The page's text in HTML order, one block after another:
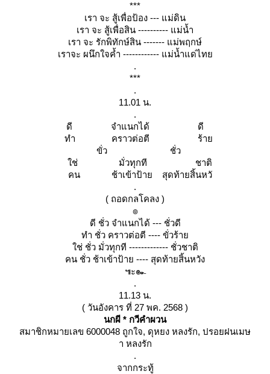
***
เรา จะ สู้เพื่อป้อง --- แม่ดิน
เรา จะ สู้เพื่อสิน ---------- แม่น้ำ
เรา จะ รักพิทักษ์สิน ------- แม่พฤกษ์
เราจะ ผนึกใจค้ำ ------------ แม่น้ำแด่ไท
.
***
.
11.01 น.
.
ดี จำแนกได้ ดี
ทำ คราวต่อตี ร้า
ขั่ว ชั่ว
ช่ มั่วทุกที ชาติ
คน ช้าเข้าป้าย สุดท้ายสิ้นหวั
.
( ถอดกลโคลง )
๏
ดี ชั่ว จำแนกได้ --- ชั่วดี
ทำ ชั่ว คราวต่อตี ---- ขั่วร้า
ช่ ชั่ว มั่วทุกที ------------- ชั่วชาติ
คน ชั่ว ช้าเข้าป้าย ---- สุดท้ายสิ้นหวัง
๚ะ๛
.
11.13 น.
( วันอังคาร ที่ 27 พค. 2568 )
นกผี * กวีคำผวน
สมาชิกหมายเลข 6000048 ถูกใจ, ดุหยง หลงรัก, ปรอยฝนเมษ
า หลงรัก
.
จากกระทู้